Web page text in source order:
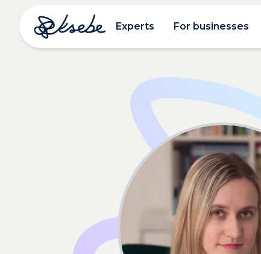
Experts For businesses